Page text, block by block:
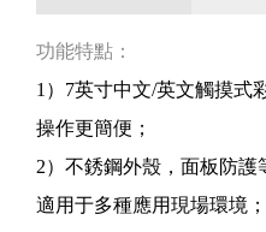
功能特點：
1）7英寸中文/英文觸摸式
操作更簡便；
2）不銹鋼外殼，面板防護
適用于多種應用現場環境；